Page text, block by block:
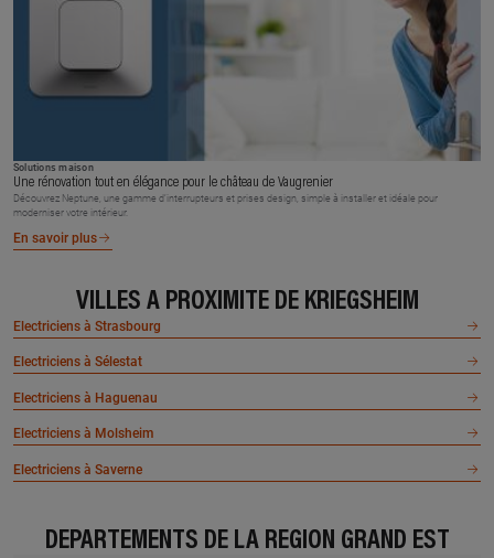
Solutions maison
Une rénovation tout en élégance pour le château de Vaugrenier
Découvrez Neptune, une gamme d’interrupteurs et prises design, simple à installer et idéale pour
moderniser votre intérieur.
En savoir plus
VILLES À PROXIMITÉ DE KRIEGSHEIM
Electriciens à Strasbourg
Electriciens à Sélestat
Electriciens à Haguenau
Electriciens à Molsheim
Electriciens à Saverne
DÉPARTEMENTS DE LA RÉGION GRAND EST